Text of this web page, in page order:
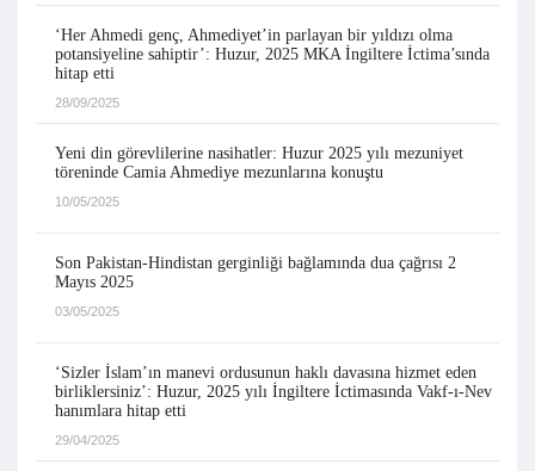
‘Her Ahmedi genç, Ahmediyet’in parlayan bir yıldızı olma
potansiyeline sahiptir’: Huzur, 2025 MKA İngiltere İctima’sında
hitap etti
28/09/2025
Yeni din görevlilerine nasihatler: Huzur 2025 yılı mezuniyet
töreninde Camia Ahmediye mezunlarına konuştu
10/05/2025
Son Pakistan-Hindistan gerginliği bağlamında dua çağrısı 2
Mayıs 2025
03/05/2025
‘Sizler İslam’ın manevi ordusunun haklı davasına hizmet eden
birliklersiniz’: Huzur, 2025 yılı İngiltere İctimasında Vakf-ı-Nev
hanımlara hitap etti
29/04/2025